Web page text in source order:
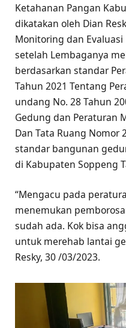
Ketahanan Pangan
dikatakan oleh Dian
Monitoring dan Evaluasi
setelah Lembaganya
berdasarkan standar
Tahun 2021 Tentang
undang No. 28 Tahun
Gedung dan Peraturan
Dan Tata Ruang Nomor
standar bangunan
di Kabupaten Soppeng
“Mengacu pada
menemukan
sudah ada. Kok bisa
untuk merehab lantai
Resky, 30 /03/2023.